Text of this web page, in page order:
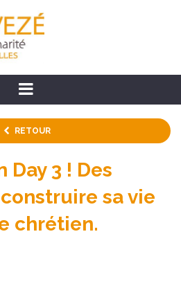
RETOUR
Day 3 ! Des
sa vie
chrétien.